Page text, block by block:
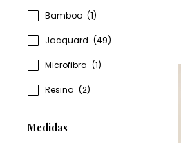
Bamboo (1)
Jacquard (49)
Microfibra (1)
Resina (2)
Medidas